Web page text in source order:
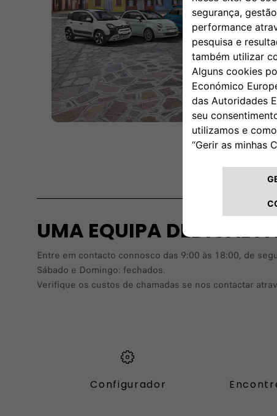
UMA EQUIPA
Entre em contacto connosco das 9:00 às 18:00, de
Sábado e Domingo: fechados.
Verifique os custos de chamadas se nos contactar
Configurador